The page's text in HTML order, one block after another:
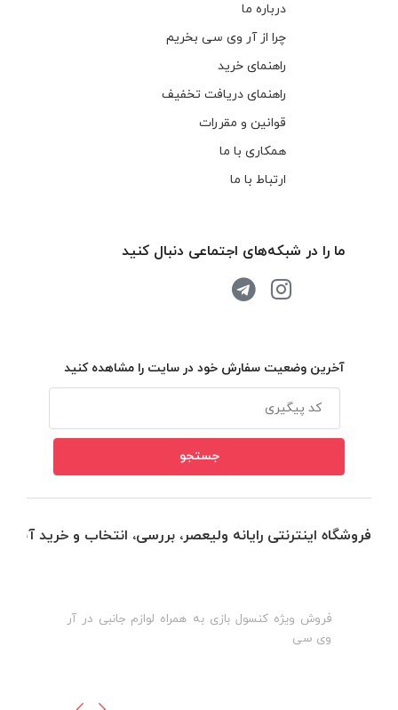
درباره ما
چرا از آر وی سی بخریم
راهنمای خرید
راهنمای دریافت تخفیف
قوانین و مقررات
همکاری با ما
ارتباط با ما
ما را در شبکه‌های اجتماعی دنبال کنید
آخرین وضعیت سفارش خود در سایت را مشاهده کنید
فروشگاه اینترنتی رایانه ولیعصر، بررسی، انتخاب و خرید
فروش ویژه کنسول بازی به همراه لوازم جانبی در آر
وی سی